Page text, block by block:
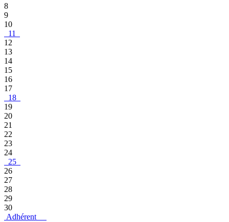
8
9
10
11
12
13
14
15
16
17
18
19
20
21
22
23
24
25
26
27
28
29
30
Adhérent